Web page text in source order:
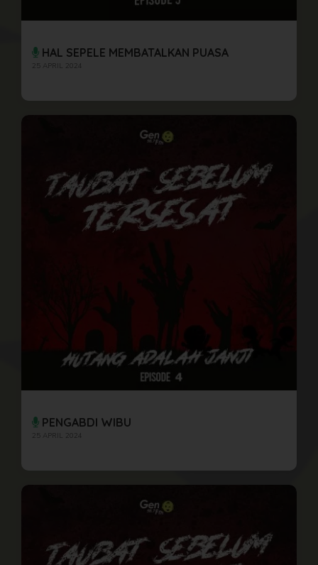
HAL SEPELE MEMBATALKAN PUASA
25 APRIL 2024
PENGABDI WIBU
25 APRIL 2024